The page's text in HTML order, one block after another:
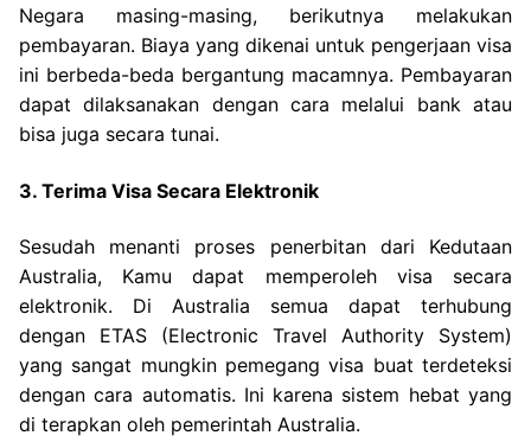
Negara masing-masing, berikutnya melakukan
pembayaran. Biaya yang dikenai untuk pengerjaan visa
ini berbeda-beda bergantung macamnya. Pembayaran
dapat dilaksanakan dengan cara melalui bank atau
bisa juga secara tunai.
3. Terima Visa Secara Elektronik
Sesudah menanti proses penerbitan dari Kedutaan
Australia, Kamu dapat memperoleh visa secara
elektronik. Di Australia semua dapat terhubung
dengan ETAS (Electronic Travel Authority System)
yang sangat mungkin pemegang visa buat terdeteksi
dengan cara automatis. Ini karena sistem hebat yang
di terapkan oleh pemerintah Australia.